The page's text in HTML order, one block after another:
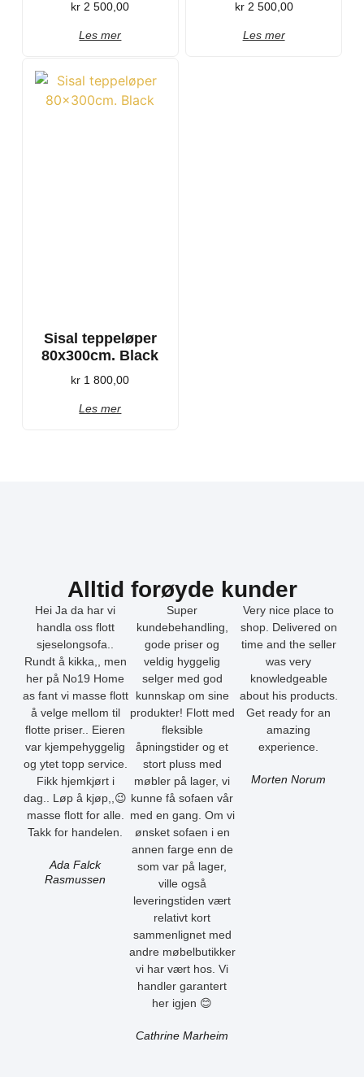
kr 2 500,00
Les mer
kr2 500,00
Les mer
Sisal teppeløper
80x300cm. Black
kr 1 800,00
Les mer
Alltid forøyde kunder
Hei Ja da har vi
handla oss flott
sjeselongsofa..
Rundt å kikka,, men
her på No19 Home
as fant vi masse flott
å velge mellom til
flotte priser.. Eieren
var kjempehyggelig
og ytet topp service.
Fikk hjemkjørt i
dag.. Løp å kjøp,,😉
masse flott for alle.
Takk for handelen.
Ada Falck
Rasmussen
Super
kundebehandling,
gode priser og
veldig hyggelig
selger med god
kunnskap om sine
produkter! Flott med
fleksible
åpningstider og et
stort pluss med
møbler på lager, vi
kunne få sofaen vår
med en gang. Om vi
ønsket sofaen i en
annen farge enn de
som var på lager,
ville også
leveringstiden vært
relativt kort
sammenlignet med
andre møbelbutikker
vi har vært hos. Vi
handler garantert
her igjen 😊
Cathrine Marheim
Very nice place to
shop. Delivered on
time and the seller
was very
knowledgeable
about his products.
Get ready for an
amazing
experience.
Morten Norum